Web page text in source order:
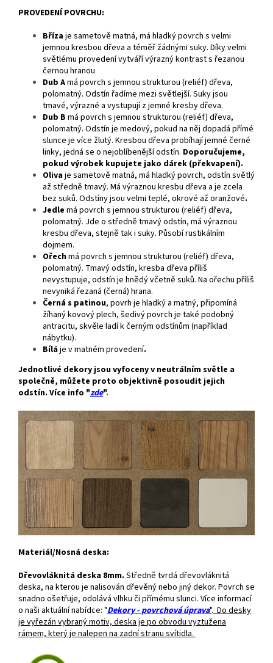
PROVEDENÍ POVRCHU:
Břízaje sametově matná, má hladký povrch s velmi
jemnou kresbou dřeva a téměř žádnými suky. Díky velmi
světlému provedení vytváří výrazný kontrast s řezanou
černou hranou
Dub Amá povrch s jemnou strukturou (reliéf) dřeva,
polomatný. Odstín řadíme mezi světlejší. Suky jsou
tmavé, výrazné a vystupují z jemné kresby dřeva.
Dub B má povrch s jemnou strukturou (reliéf) dřeva,
polomatný. Odstín je medový, pokud na něj dopadá přímé
slunce je více žlutý. Kresbou dřeva probíhají jemné černé
linky, jedná se o nejoblíbenější odstín. Doporučujeme,
pokud výrobek kupujete jako dárek (překvapení).
Olivaje sametově matná, má hladký povrch, odstín světlý
až středně tmavý. Má výraznou kresbu dřeva a je zcela
bez suků. Odstíny jsou velmi teplé, okrové až oranžové.
Jedle má povrch s jemnou strukturou (reliéf) dřeva,
polomatný. Jde o středně tmavý odstín, má výraznou
kresbu dřeva, stejně tak i suky. Působí rustikálním
dojmem.
Ořechmá povrch s jemnou strukturou (reliéf) dřeva,
polomatný. Tmavý odstín, kresba dřeva příliš
nevystupuje, odstín je hnědý včetně suků. Na ořechu příliš
nevyniká řezaná (černá) hrana.
Černá s patinou, povrh je hladký a matný, připomíná
žíhaný kovový plech, šedivý povrch je také podobný
antracitu, skvěle ladí k černým odstínům (například
nábytku).
Bíláje v matném provedení.
Jednotlivé dekory jsou vyfoceny v neutrálním světle a
společně, můžete proto objektivně posoudit jejich
odstín. Více info "zde".
Materiál/Nosná deska:
Dřevovláknitá deska 8mm. Středně tvrdá dřevovláknitá
deska, na kterou je nalisován dřevěný nebo jiný dekor. Povrch se
snadno ošetřuje, odolává vlhku či přímému slunci. Více informací
o naši aktuální nabídce: "Dekory - povrchová úprava". Do desky
je vyřezán vybraný motiv, deska je po obvodu vyztužena
rámem, který je nalepen na zadní stranu svítidla.